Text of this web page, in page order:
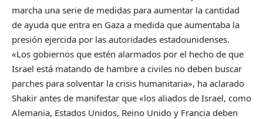
marcha una serie de medidas para aumentar la cantidad
de ayuda que entra en Gaza a medida que aumentaba la
presión ejercida por las autoridades estadounidenses.
«Los gobiernos que estén alarmados por el hecho de que
Israel está matando de hambre a civiles no deben buscar
parches para solventar la crisis humanitaria», ha aclarado
Shakir antes de manifestar que «los aliados de Israel, como
Alemania, Estados Unidos, Reino Unido y Francia deben